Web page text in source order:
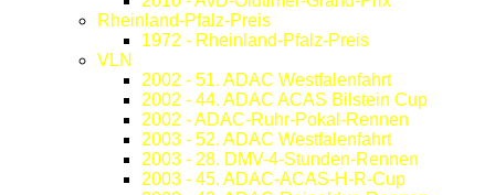
Rheinland-Pfalz-Preis
1972 - Rheinland-Pfalz-Preis
VLN
2002 - 51. ADAC Westfalenfahrt
2002 - 44. ADAC ACAS Bilstein Cup
2002 - ADAC-Ruhr-Pokal-Rennen
2003 - 52. ADAC Westfalenfahrt
2003 - 28. DMV-4-Stunden-Rennen
2003 - 45. ADAC-ACAS-H-R-Cup